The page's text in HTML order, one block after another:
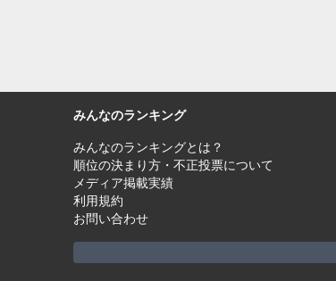
みんなのランキング
みんなのランキングとは？
順位の決まり方・不正投票について
メディア掲載実績
利用規約
お問い合わせ